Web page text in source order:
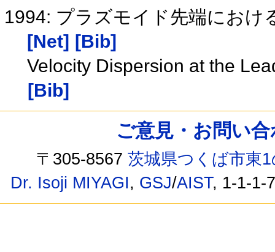
1994: プラズモイド先端におけ
[Net] [Bib]
Velocity Dispersion at the
[Bib]
ご意見・お問い
〒305-8567茨城県つくば市東
Dr. Isoji MIYAGI, GSJ/AIST, 1-1-1-